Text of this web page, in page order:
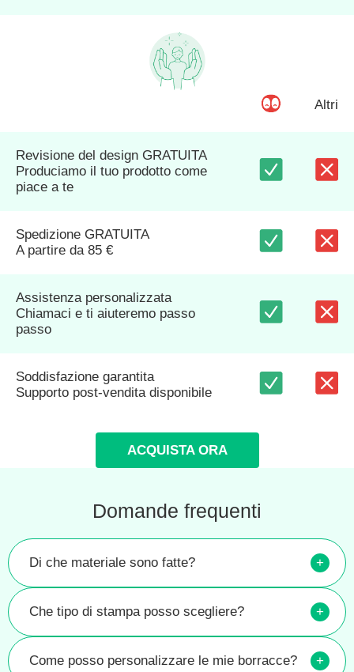
Altri
Revisione del design GRATUITA
Produciamo il tuo prodotto come
piace a te
Spedizione GRATUITA
A partire da 85 €
Assistenza personalizzata
Chiamaci e ti aiuteremo passo
passo
Soddisfazione garantita
Supporto post-vendita disponibile
ACQUISTA ORA
Domande frequenti
Di che materiale sono fatte? +
Che tipo di stampa posso scegliere? +
Come posso personalizzare le mie borracce? +